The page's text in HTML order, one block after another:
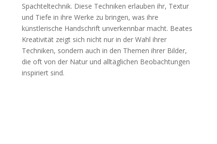
Spachteltechnik. Diese Techniken erlauben ihr, Textur
und Tiefe in ihre Werke zu bringen, was ihre
künstlerische Handschrift unverkennbar macht. Beates
Kreativität zeigt sich nicht nur in der Wahl ihrer
Techniken, sondern auch in den Themen ihrer Bilder,
die oft von der Natur und alltäglichen Beobachtungen
inspiriert sind.